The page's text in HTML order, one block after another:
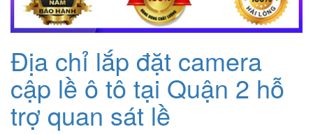
Địa chỉ lắp đặt camera
cập lề ô tô tại Quận 2 hỗ
trợ quan sát lề